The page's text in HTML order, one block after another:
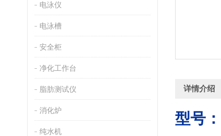
电泳仪
电泳槽
安全柜
净化工作台
脂肪测试仪
消化炉
纯水机
详情介绍
型号：